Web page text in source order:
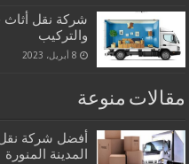
شركة نقل أثاث
والتركيب
8 أبريل، 2023
مقالات منوعة
أفضل شركة
المدينة المنورة